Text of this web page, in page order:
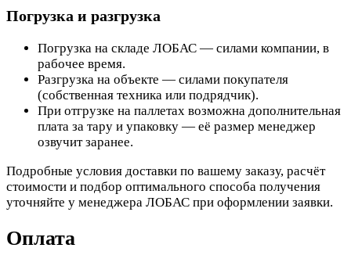
Погрузка и разгрузка
Погрузка на складе ЛОБАС — силами компании, в
рабочее время.
Разгрузка на объекте — силами покупателя
(собственная техника или подрядчик).
При отгрузке на паллетах возможна дополнительная
плата за тару и упаковку — её размер менеджер
озвучит заранее.
Подробные условия доставки по вашему заказу, расчёт
стоимости и подбор оптимального способа получения
уточняйте у менеджера ЛОБАС при оформлении заявки.
Оплата